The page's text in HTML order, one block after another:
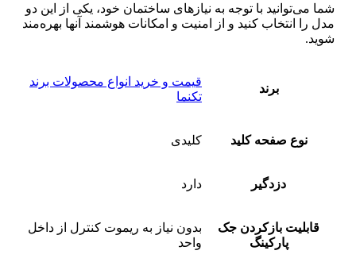
شما می‌توانید با توجه به نیازهای ساختمان خود، یکی از این دو
مدل را انتخاب کنید و از امنیت و امکانات هوشمند آنها بهره‌مند
شوید.
برند
قیمت و خرید انواع محصولات برند
تکنما
نوع صفحه کلید کلیدی
دزدگیر دارد
قابلیت بازکردن جک
پارکینگ
بدون نیاز به ریموت کنترل از داخل
واحد